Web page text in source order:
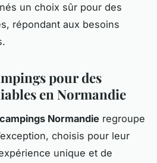
un choix sûr pour des
répondant aux besoins
pour des
en Normandie
Normandie regroupe
choisis pour leur
unique et de